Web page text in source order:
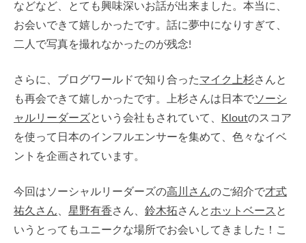
などなど、とても興味深いお話が出来ました。本当に、
お会いできて嬉しかったです。話に夢中になりすぎて、
二人で写真を撮れなかったのが残念!
さらに、ブログワールドで知り合ったマイク上杉さんと
も再会できて嬉しかったです。上杉さんは日本でソーシ
ャルリーダーズという会社もされていて、 Kloutのスコア
を使って日本のインフルエンサーを集めて、色々なイベ
ントを企画されています。
今回はソーシャルリーダーズの高川さんのご紹介で才式
祐久さん
星野有香さん、 鈴木拓さんと ホットベース と
いうとってもユニークな場所でお会いしてきました！こ